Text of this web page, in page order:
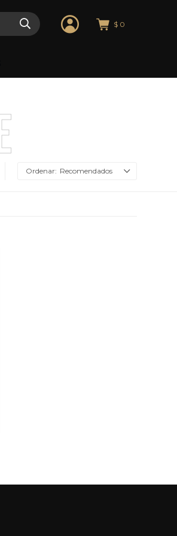
$ 0
Recomendados